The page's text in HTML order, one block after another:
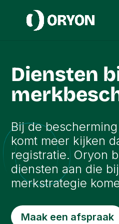
Diensten
Bij de
komt meer kijken
registratie. Oryon
diensten aan die
merkstrategie
Maak een afspraak